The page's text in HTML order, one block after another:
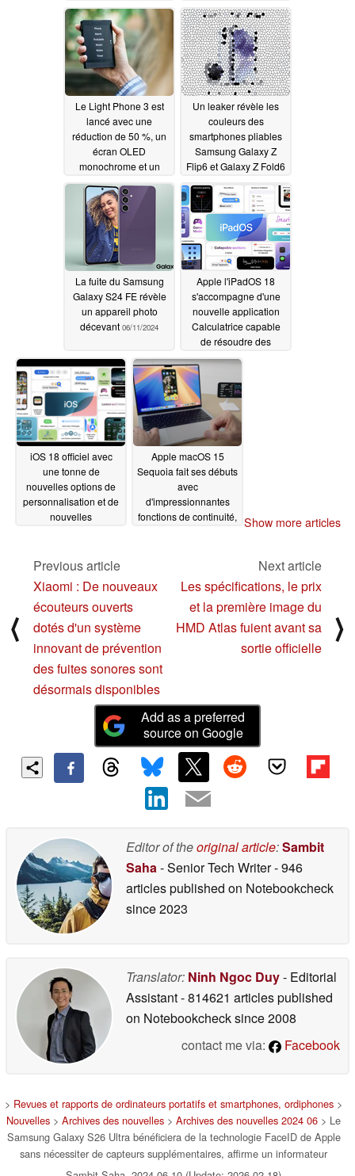
06/13/2024
Le Light Phone 3 est
lancé avec une
réduction de 50 %, un
écran OLED
monochrome et un
design minimaliste
06/13/2024
Un leaker révèle les
couleurs des
smartphones pliables
Samsung Galaxy Z
Flip6 et Galaxy Z Fold6
06/11/2024
La fuite du Samsung
Galaxy S24 FE révèle
un appareil photo
décevant 06/11/2024
Apple l'iPadOS 18
s'accompagne d'une
nouvelle application
Calculatrice capable
de résoudre des
équations écrites à la
iOS 18 officiel avec
une tonne de
nouvelles options de
personnalisation et de
nouvelles
privée06/11/2024
Apple macOS 15
Sequoia fait ses débuts
avec
d'impressionnantes
fonctions de continuité, Show more articles
⟨
Previous article
Xiaomi : De nouveaux
écouteurs ouverts
dotés d'un système
innovant de prévention
des fuites sonores sont
désormais disponibles
Next article
Les spécifications, le prix
et la première image du
HMD Atlas fuient avant sa
sortie officielle
⟩
Add as a preferred
source on Google
Editor of theoriginal article:Sambit
Saha- Senior Tech Writer- 946
articles published on Notebookcheck
since 2023
Translator: Ninh Ngoc Duy- Editorial
Assistant- 814621 articles published
on Notebookchecksince 2008
contact me via:
Facebook
> Revues et rapports de ordinateurs portatifs et smartphones, ordiphones >
Nouvelles > Archives des nouvelles > Archives des nouvelles 2024 06 > Le
Samsung Galaxy S26 Ultra bénéficiera de la technologie FaceID de Apple
sans nécessiter de capteurs supplémentaires, affirme un informateur